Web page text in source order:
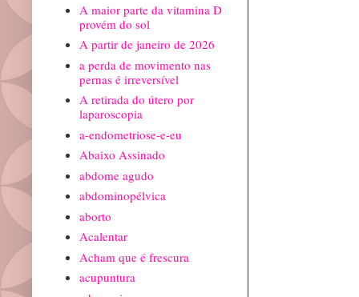
A maior parte da vitamina D
provém do sol
A partir de janeiro de 2026
a perda de movimento nas
pernas é irreversível
A retirada do útero por
laparoscopia
a-endometriose-e-eu
Abaixo Assinado
abdome agudo
abdominopélvica
aborto
Acalentar
Acham que é frescura
acupuntura